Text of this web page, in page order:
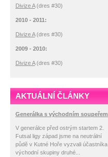
Divize A(dres #30)
2010 - 2011:
Divize A(dres #30)
2009 - 2010:
Divize A(dres #30)
AKTUÁLNÍ ČLÁNKY
Generálka s východním soupeřem
V generálce před ostrým startem 2.
Futsal ligy západ jsme na neutrální
půdě v Kutné Hoře vyzvali účastníka
východní skupiny druhé...